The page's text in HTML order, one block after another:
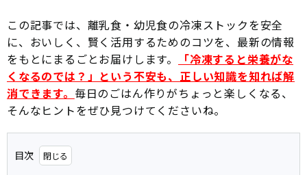
この記事では、離乳食・幼児食の冷凍ストックを安全
に、おいしく、賢く活用するためのコツを、最新の情報
をもとにまるごとお届けします。
「冷凍すると栄養がな
くなるのでは？」という不安も、正しい知識を知れば解
消できます。 毎日のごはん作りがちょっと楽しくなる、
そんなヒントをぜひ見つけてくださいね。
目次